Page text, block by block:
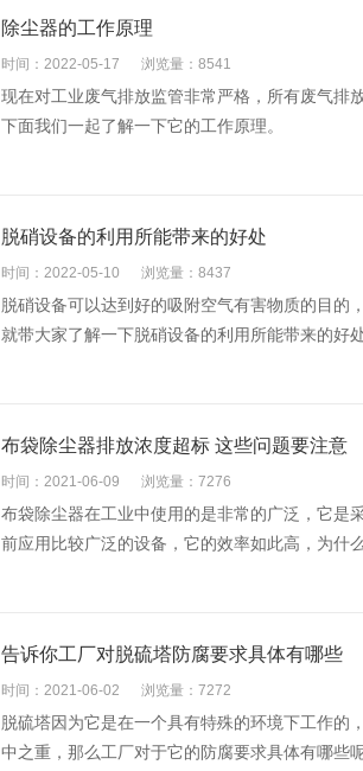
除尘器的工作原理
时间：2022-05-17 浏览量：8541
现在对工业废气排放监管非常严格，所有废气排
下面我们一起了解一下它的工作原理。
脱硝设备的利用所能带来的好处
时间：2022-05-10 浏览量：8437
脱硝设备可以达到好的吸附空气有害物质的目的
就带大家了解一下脱硝设备的利用所能带来的好处
布袋除尘器排放浓度超标 这些问题要注意
时间：2021-06-09 浏览量：7276
布袋除尘器在工业中使用的是非常的广泛，它是
前应用比较广泛的设备，它的效率如此高，为什
告诉你工厂对脱硫塔防腐要求具体有哪些
时间：2021-06-02 浏览量：7272
脱硫塔因为它是在一个具有特殊的环境下工作的
中之重，那么工厂对于它的防腐要求具体有哪些